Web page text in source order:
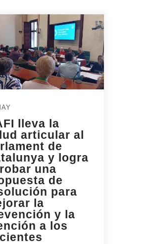
lleva la
articular al
de
y logra
una
de
para
la
y la
a los